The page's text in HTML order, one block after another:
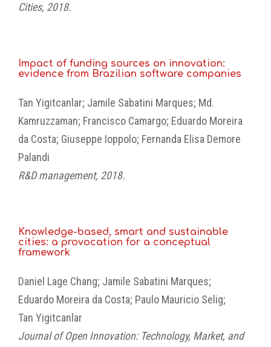
Cities, 2018.
Impact of funding sources on innovation:
evidence from Brazilian software companies
Tan Yigitcanlar; Jamile Sabatini Marques; Md.
Kamruzzaman; Francisco Camargo; Eduardo Moreira
da Costa; Giuseppe Ioppolo; Fernanda Elisa Demore
Palandi
R&D management, 2018.
Knowledge-based, smart and sustainable
cities: a provocation for a conceptual
framework
Daniel Lage Chang; Jamile Sabatini Marques;
Eduardo Moreira da Costa; Paulo Mauricio Selig;
Tan Yigitcanlar
Journal of Open Innovation: Technology, Market, and